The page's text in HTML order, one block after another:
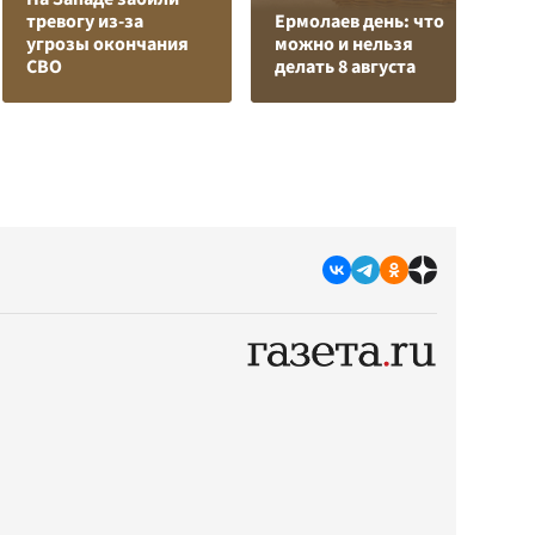
тревогу из-за
угрозы окончания
СВО
Ермолаев день: что
можно и нельзя
делать 8 августа